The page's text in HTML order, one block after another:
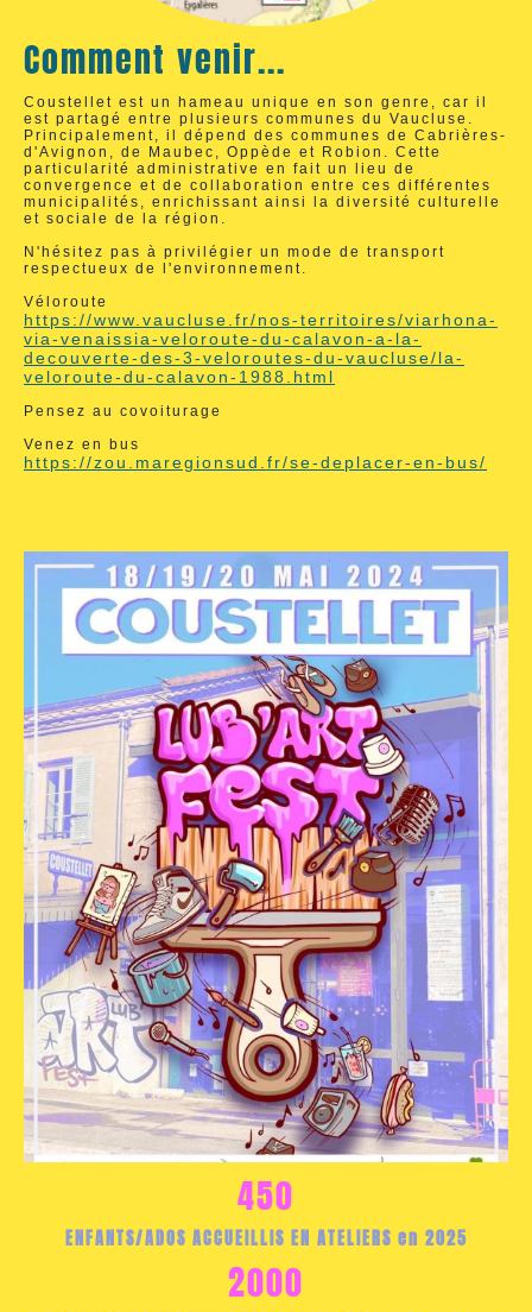
Comment venir...
Coustellet est un hameau unique en son genre, car il
est partagé entre plusieurs communes du Vaucluse.
Principalement, il dépend des communes de Cabrières-
d'Avignon, de Maubec, Oppède et Robion. Cette
particularité administrative en fait un lieu de
convergence et de collaboration entre ces différentes
municipalités, enrichissant ainsi la diversité culturelle
et sociale de la région.
N'hésitez pas à privilégier un mode de transport
respectueux de l'environnement.
Véloroute
https://www.vaucluse.fr/nos-territoires/viarhona-
via-venaissia-veloroute-du-calavon-a-la-
decouverte-des-3-veloroutes-du-vaucluse/la-
veloroute-du-calavon-1988.html
Pensez au covoiturage
Venez en bus
https://zou.maregionsud.fr/se-deplacer-en-bus/
450
ENFANTS/ADOS ACCUEILLIS EN ATELIERS en 2025
2000